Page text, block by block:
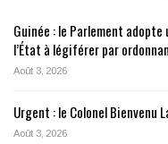
Guinée : le Parlement
l’État à légiférer par
Août 3, 2026
Urgent : le Colonel Bienvenu
Août 3, 2026